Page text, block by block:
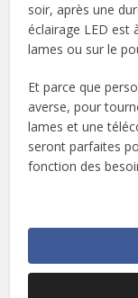
soir, après une
éclairage LED est
lames ou sur le
Et parce que
averse, pour
lames et une
seront parfaites
fonction des